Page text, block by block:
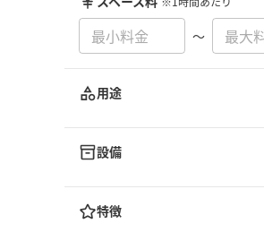
〜
用途
設備
特徴